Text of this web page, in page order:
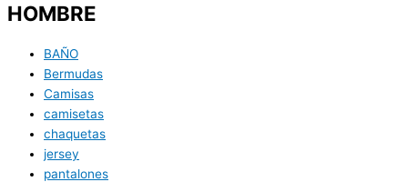
HOMBRE
BAÑO
Bermudas
Camisas
camisetas
chaquetas
jersey
pantalones